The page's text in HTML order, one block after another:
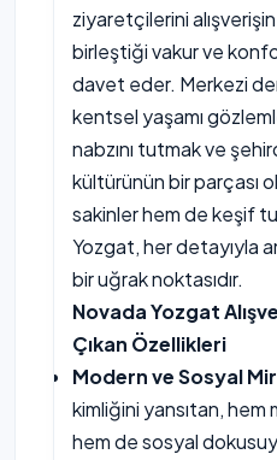
ziyaretçilerini
birleştiği vakur ve
davet eder. Merkezi
kentsel yaşamı
nabzını tutmak ve
kültürünün bir parçası
sakinler hem de keşif
Yozgat, her detayıyla
bir uğrak noktasıdır.
Novada Yozgat
Çıkan Özellikleri
Modern ve Sosyal
kimliğini yansıtan,
hem de sosyal